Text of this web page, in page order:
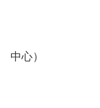
教师
中心）